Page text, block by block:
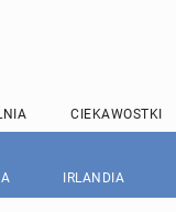
CIEKAWOSTKI
IRLANDIA